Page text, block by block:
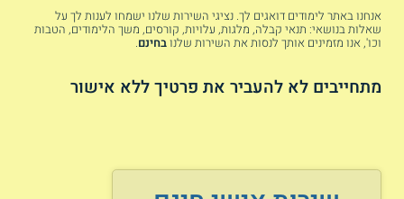
מכירים שלל כלים להובלת פרויקטים שיווקיים
בחברות וסטארט אפים טכנולוגיים. אורך
הלימודים הוא כשלוש שנים, בשנה השנייה
הסטודנטים יכולים לבחור בין כמה התמחויות
כגון ביו רפואה, יזמות וחדשנות או מידע
אנחנו באתר לימודים דואגים לך. נציגי השירות שלנו ישמחו לענות לך על
שאלות בנושאי: תנאי קבלה, מלגות, עלויות, קורסים, משך הלימודים, הטבות
וכו', אנו מזמינים אותך לנסות את השירות שלנובחינם.
מתחייבים לא להעביר את פרטיך ללא אישור